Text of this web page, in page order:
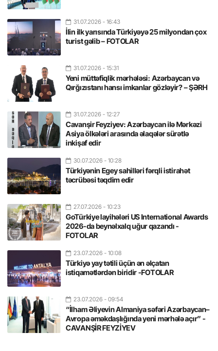
31.07.2026 - 16:43
İlin ilk yarısında Türkiyəyə 25 milyondan çox
turist gəlib – FOTOLAR
31.07.2026 - 15:31
Yeni müttəfiqlik mərhələsi: Azərbaycan və
Qırğızıstanı hansı imkanlar gözləyir? – ŞƏRH
31.07.2026 - 12:27
Cavanşir Feyziyev: Azərbaycan ilə Mərkəzi
Asiya ölkələri arasında əlaqələr sürətlə
inkişaf edir
30.07.2026 - 10:28
Türkiyənin Egey sahilləri fərqli istirahət
təcrübəsi təqdim edir
27.07.2026 - 10:23
GoTürkiye layihələri US International Awards
2026-da beynəlxalq uğur qazandı -
FOTOLAR
23.07.2026 - 10:08
Türkiyə yay tətili üçün ən əlçatan
istiqamətlərdən biridir -FOTOLAR
23.07.2026 - 09:54
“İlham Əliyevin Almaniya səfəri Azərbaycan–
Avropa əməkdaşlığında yeni mərhələ açır” -
CAVANŞİR FEYZİYEV